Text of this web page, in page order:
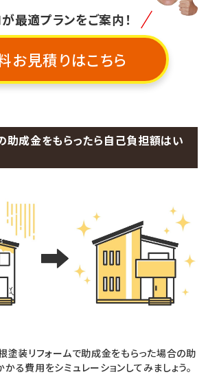
最適プランをご案内！
お見積りはこちら
助成金をもらったら自己負担額はい
塗装リフォームで助成金をもらった場合の助
る費用をシミュレーションしてみましょう。